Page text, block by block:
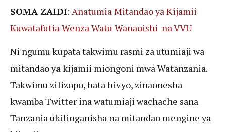
SOMA ZAIDI: Anatumia Mitandao ya Kijamii
Kuwatafutia Wenza Watu Wanaoishi na VVU
Ni ngumu kupata takwimu rasmi za utumiaji wa
mitandao ya kijamii miongoni mwa Watanzania.
Takwimu zilizopo, hata hivyo, zinaonesha
kwamba Twitter ina watumiaji wachache sana
Tanzania ukilinganisha na mitandao mengine ya